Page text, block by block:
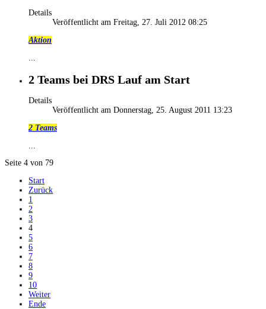
Details
Veröffentlicht am Freitag, 27. Juli 2012 08:25
Aktion
2 Teams bei DRS Lauf am Start
Details
Veröffentlicht am Donnerstag, 25. August 2011 13:23
2 Teams
Seite 4 von 79
Start
Zurück
1
2
3
4
5
6
7
8
9
10
Weiter
Ende